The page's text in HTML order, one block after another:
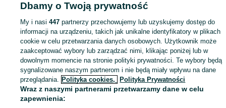
Mapa miejscowości
Mapa ministron
Popularne wyszukiwania
Dbamy o Twoją prywatność
My i nasi447 partnerzy przechowujemy lub uzyskujemy dostęp do
informacji na urządzeniu, takich jak unikalne identyfikatory w plikach
cookie w celu przetwarzania danych osobowych. Użytkownik może
zaakceptować wybory lub zarządzać nimi, klikając poniżej lub w
dowolnym momencie na stronie polityki prywatności. Te wybory będą
sygnalizowane naszym partnerom i nie będą miały wpływu na dane
przeglądania. Polityka cookies, Polityka Prywatności
Wraz z naszymi partnerami przetwarzamy dane w celu
zapewnienia: